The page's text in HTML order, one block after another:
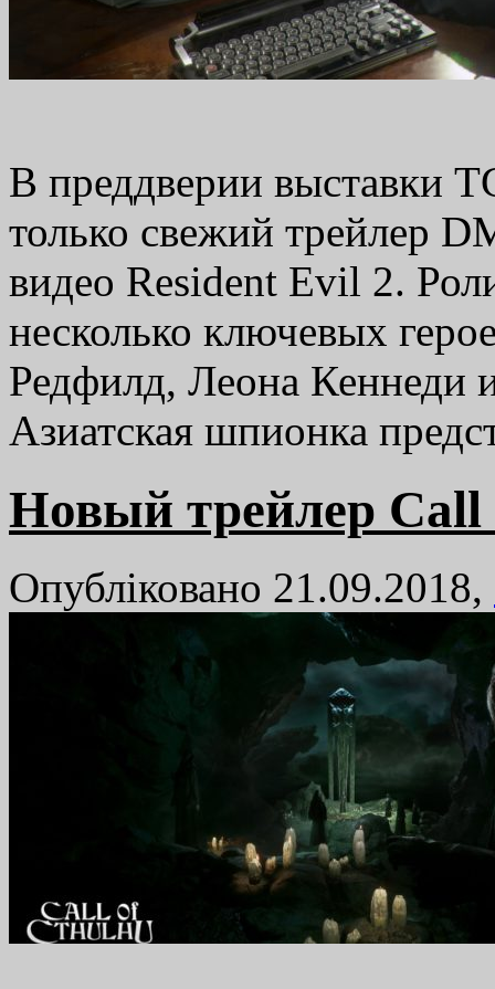
В преддверии выставки
только свежий трейлер
видео Resident Evil 2.
несколько ключевых
Редфилд, Леона Кеннеди
Азиатская шпионка
Новый трейлер
Опубліковано 21.09.2018,